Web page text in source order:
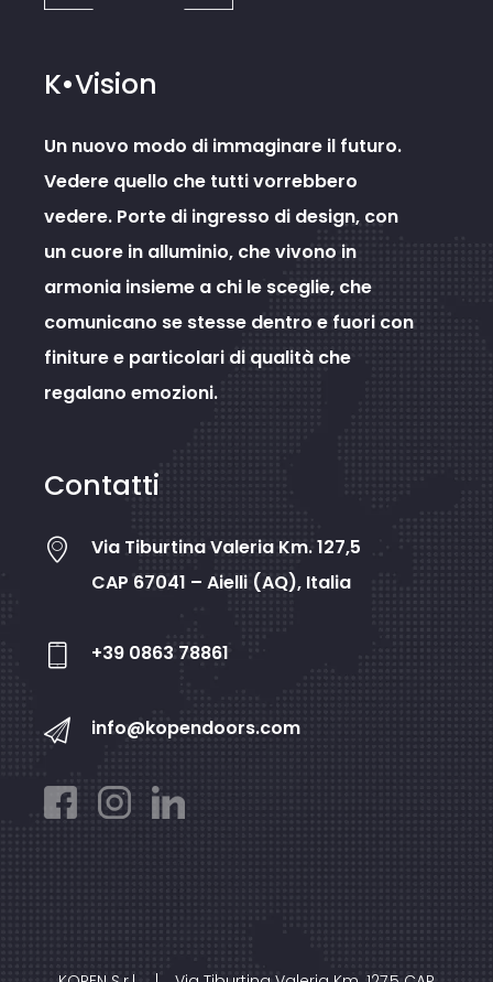
K•Vision
Un nuovo modo di immaginare il futuro.
Vedere quello che tutti vorrebbero
vedere. Porte di ingresso di design, con
un cuore in alluminio, che vivono in
armonia insieme a chi le sceglie, che
comunicano se stesse dentro e fuori con
finiture e particolari di qualità che
regalano emozioni.
Contatti
Via Tiburtina Valeria Km. 127,5
CAP 67041 – Aielli (AQ), Italia
+39 0863 78861
info@kopendoors.com